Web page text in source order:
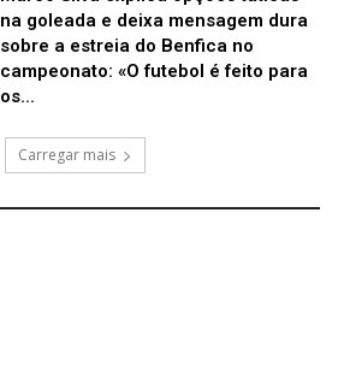
na goleada e deixa mensagem dura
sobre a estreia do Benfica no
campeonato: «O futebol é feito para
os...
Carregar mais